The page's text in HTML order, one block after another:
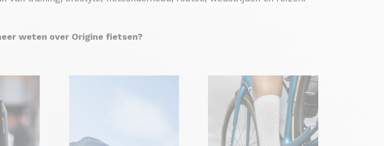
weten over Origine fietsen?